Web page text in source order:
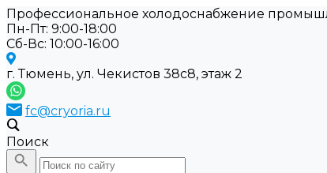
Профессиональное холодоснабжение
Пн-Пт: 9:00-18:00
Cб-Вс: 10:00-16:00
г. Тюмень, ул. Чекистов 38с8, этаж 2
fc@cryoria.ru
Поиск